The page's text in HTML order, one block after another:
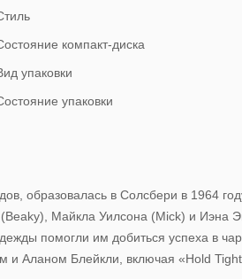
компакт-диска
упаковки
упаковки
образовалась в Солсбери в 1964
Майкла Уилсона (Mick) и Иэна
помогли им добиться успеха в
и Аланом Блейкли, включая «Hold